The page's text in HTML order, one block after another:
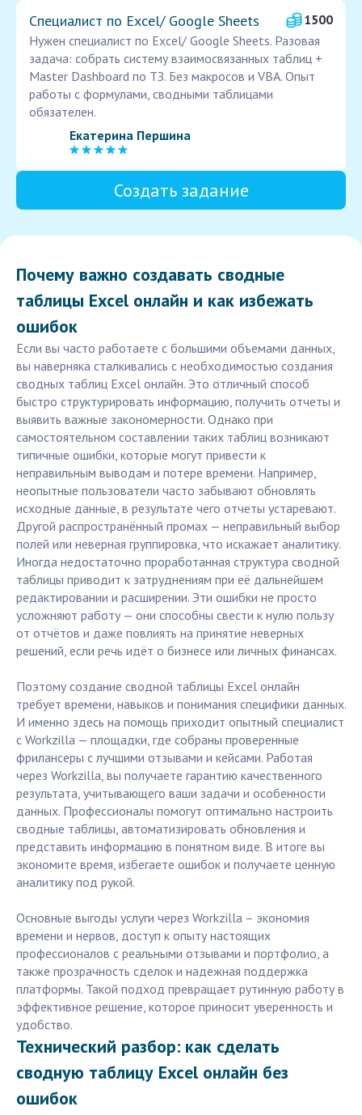
Специалист по Excel/ Google Sheets
1500
Нужен специалист по Excel/ Google Sheets. Разовая
задача: собрать систему взаимосвязанных таблиц +
Master Dashboard по ТЗ. Без макросов и VBA. Опыт
работы с формулами, сводными таблицами
обязателен.
Екатерина Першина
Создать задание
Почему важно создавать сводные
таблицы Excel онлайн и как избежать
ошибок
Если вы часто работаете с большими объемами данных,
вы наверняка сталкивались с необходимостью создания
сводных таблиц Excel онлайн. Это отличный способ
быстро структурировать информацию, получить отчеты и
выявить важные закономерности. Однако при
самостоятельном составлении таких таблиц возникают
типичные ошибки, которые могут привести к
неправильным выводам и потере времени. Например,
неопытные пользователи часто забывают обновлять
исходные данные, в результате чего отчеты устаревают.
Другой распространённый промах — неправильный выбор
полей или неверная группировка, что искажает аналитику.
Иногда недостаточно проработанная структура сводной
таблицы приводит к затруднениям при её дальнейшем
редактировании и расширении. Эти ошибки не просто
усложняют работу — они способны свести к нулю пользу
от отчётов и даже повлиять на принятие неверных
решений, если речь идёт о бизнесе или личных финансах.
Поэтому создание сводной таблицы Excel онлайн
требует времени, навыков и понимания специфики данных.
И именно здесь на помощь приходит опытный специалист
с Workzilla — площадки, где собраны проверенные
фрилансеры с лучшими отзывами и кейсами. Работая
через Workzilla, вы получаете гарантию качественного
результата, учитывающего ваши задачи и особенности
данных. Профессионалы помогут оптимально настроить
сводные таблицы, автоматизировать обновления и
представить информацию в понятном виде. В итоге вы
экономите время, избегаете ошибок и получаете ценную
аналитику под рукой.
Основные выгоды услуги через Workzilla – экономия
времени и нервов, доступ к опыту настоящих
профессионалов с реальными отзывами и портфолио, а
также прозрачность сделок и надежная поддержка
платформы. Такой подход превращает рутинную работу в
эффективное решение, которое приносит уверенность и
удобство.
Технический разбор: как сделать
сводную таблицу Excel онлайн без
ошибок